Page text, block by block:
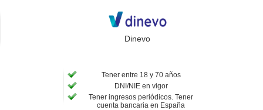
Dinevo
Tener entre 18 y 70 años
DNI/NIE en vigor
Tener ingresos periódicos. Tener
cuenta bancaria en España